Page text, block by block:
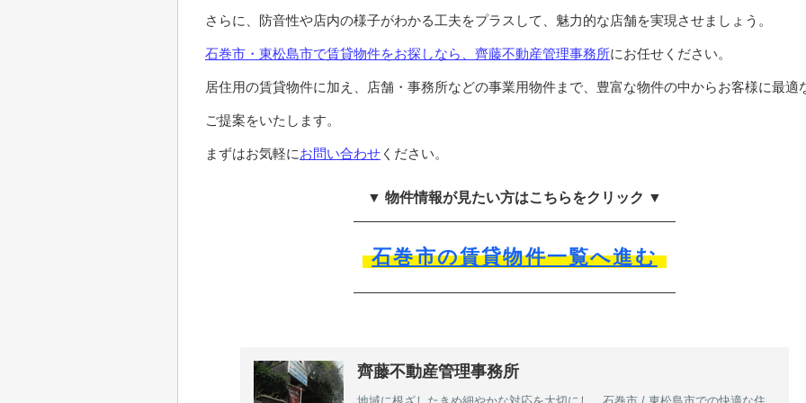
さらに、防音性や店内の様子がわかる工夫をプラスして、魅力的な店舗を実現させましょう。
石巻市・東松島市で賃貸物件をお探しなら、齊藤不動産管理事務所にお任せください。
居住用の賃貸物件に加え、店舗・事務所などの事業用物件まで、豊富な物件の中からお客様に最適
ご提案をいたします。
まずはお気軽にお問い合わせ ください。
▼ 物件情報が見たい方はこちらをクリック ▼
石巻市の賃貸物件一覧へ進む
齊藤不動産管理事務所